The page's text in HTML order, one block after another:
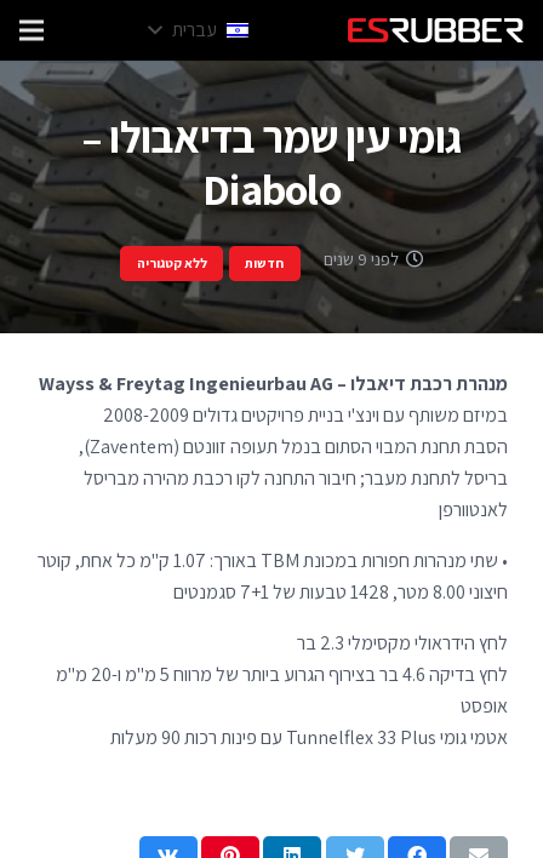
עברית
גומי עין שמר בדיאבולו –
Diabolo
לפני 9 שנים חדשות ללא קטגוריה
מנהרת רכבת דיאבלו – Wayss & Freytag Ingenieurbau AG
במיזם משותף עם וינצ'י בניית פרויקטים גדולים 2008-2009
הסבת תחנת המבוי הסתום בנמל תעופה זוונטם (Zaventem),
בריסל לתחנת מעבר; חיבור התחנה לקו רכבת מהירה מבריסל
לאנטוורפן
• שתי מנהרות חפורות במכונת TBM באורך: 1.07 ק"מ כל אחת, קוטר
חיצוני 8.00 מטר, 1428 טבעות של 7+1 סגמנטים
לחץ הידראולי מקסימלי 2.3 בר
לחץ בדיקה 4.6 בר בצירוף הגרוע ביותר של מרווח 5 מ"מ ו-20 מ"מ
אופסט
אטמי גומי Tunnelflex 33 Plus עם פינות רכות 90 מעלות